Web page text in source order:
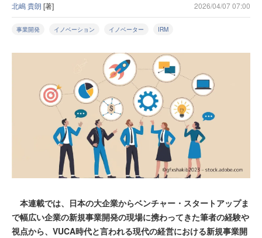
北嶋 貴朗 [著] 2026/04/07 07:00
事業開発 イノベーション イノベーター IRM
本連載では、日本の大企業からベンチャー・スタートアップま
で幅広い企業の新規事業開発の現場に携わってきた筆者の経験や
視点から、VUCA時代と言われる現代の経営における新規事業開